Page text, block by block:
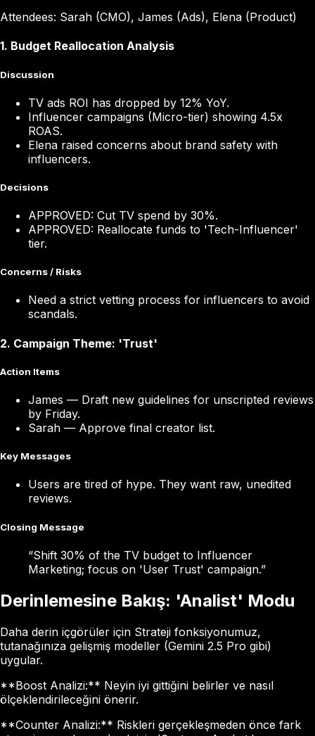
Attendees: Sarah (CMO), James (Ads), Elena (Product)
1. Budget Reallocation Analysis
Discussion
TV ads ROI has dropped by 12% YoY.
Influencer campaigns (Micro-tier) showing 4.5x
ROAS.
Elena raised concerns about brand safety with
influencers.
Decisions
APPROVED: Cut TV spend by 30%.
APPROVED: Reallocate funds to 'Tech-Influencer'
tier.
Concerns / Risks
Need a strict vetting process for influencers to avoid
scandals.
2. Campaign Theme: 'Trust'
Action Items
James — Draft new guidelines for unscripted reviews
by Friday.
Sarah — Approve final creator list.
Key Messages
Users are tired of hype. They want raw, unedited
reviews.
Closing Message
“Shift 30% of the TV budget to Influencer
Marketing; focus on 'User Trust' campaign.”
Derinlemesine Bakış: 'Analist' Modu
Daha derin içgörüler için Strateji fonksiyonumuz,
tutanağınıza gelişmiş modeller (Gemini 2.5 Pro gibi)
uygular.
**Boost Analizi:** Neyin iyi gittiğini belirler ve nasıl
ölçeklendirileceğini önerir.
**Counter Analizi:** Riskleri gerçekleşmeden önce fark